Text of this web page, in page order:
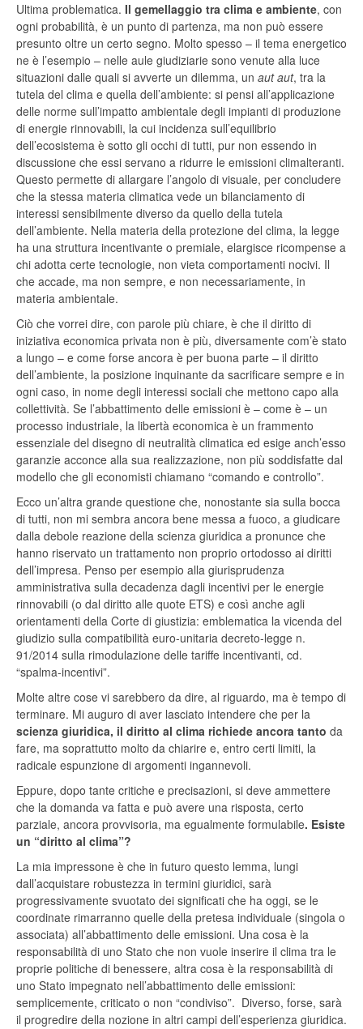
Ultima problematica. Il gemellaggio tra clima e ambiente, con
ogni probabilità, è un punto di partenza, ma non può essere
presunto oltre un certo segno. Molto spesso – il tema energetico
ne è l’esempio – nelle aule giudiziarie sono venute alla luce
situazioni dalle quali si avverte un dilemma, un aut aut, tra la
tutela del clima e quella dell’ambiente: si pensi all’applicazione
delle norme sull’impatto ambientale degli impianti di produzione
di energie rinnovabili, la cui incidenza sull’equilibrio
dell’ecosistema è sotto gli occhi di tutti, pur non essendo in
discussione che essi servano a ridurre le emissioni climalteranti.
Questo permette di allargare l’angolo di visuale, per concludere
che la stessa materia climatica vede un bilanciamento di
interessi sensibilmente diverso da quello della tutela
dell’ambiente. Nella materia della protezione del clima, la legge
ha una struttura incentivante o premiale, elargisce ricompense a
chi adotta certe tecnologie, non vieta comportamenti nocivi. Il
che accade, ma non sempre, e non necessariamente, in
materia ambientale.
Ciò che vorrei dire, con parole più chiare, è che il diritto di
iniziativa economica privata non è più, diversamente com’è stato
a lungo – e come forse ancora è per buona parte – il diritto
dell’ambiente, la posizione inquinante da sacrificare sempre e in
ogni caso, in nome degli interessi sociali che mettono capo alla
collettività. Se l’abbattimento delle emissioni è – come è – un
processo industriale, la libertà economica è un frammento
essenziale del disegno di neutralità climatica ed esige anch’esso
garanzie acconce alla sua realizzazione, non più soddisfatte dal
modello che gli economisti chiamano “comando e controllo”.
Ecco un’altra grande questione che, nonostante sia sulla bocca
di tutti, non mi sembra ancora bene messa a fuoco, a giudicare
dalla debole reazione della scienza giuridica a pronunce che
hanno riservato un trattamento non proprio ortodosso ai diritti
dell’impresa. Penso per esempio alla giurisprudenza
amministrativa sulla decadenza dagli incentivi per le energie
rinnovabili (o dal diritto alle quote ETS) e così anche agli
orientamenti della Corte di giustizia: emblematica la vicenda del
giudizio sulla compatibilità euro-unitaria decreto-legge n.
91/2014 sulla rimodulazione delle tariffe incentivanti, cd.
“spalma-incentivi”.
Molte altre cose vi sarebbero da dire, al riguardo, ma è tempo di
terminare. Mi auguro di aver lasciato intendere che per la
scienza giuridica, il diritto al clima richiede ancora tanto da
fare, ma soprattutto molto da chiarire e, entro certi limiti, la
radicale espunzione di argomenti ingannevoli.
Eppure, dopo tante critiche e precisazioni, si deve ammettere
che la domanda va fatta e può avere una risposta, certo
parziale, ancora provvisoria, ma egualmente formulabile. Esiste
un “diritto al clima”?
La mia impressone è che in futuro questo lemma, lungi
dall’acquistare robustezza in termini giuridici, sarà
progressivamente svuotato dei significati che ha oggi, se le
coordinate rimarranno quelle della pretesa individuale (singola o
associata) all’abbattimento delle emissioni. Una cosa è la
responsabilità di uno Stato che non vuole inserire il clima tra le
proprie politiche di benessere, altra cosa è la responsabilità di
uno Stato impegnato nell’abbattimento delle emissioni:
semplicemente, criticato o non “condiviso”. Diverso, forse, sarà
il progredire della nozione in altri campi dell’esperienza giuridica.